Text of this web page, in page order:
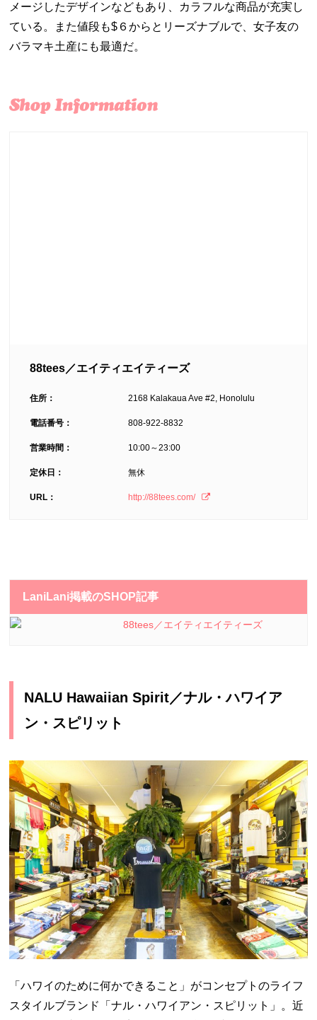
メージしたデザインなどもあり、カラフルな商品が充実し
ている。また値段も$６からとリーズナブルで、女子友の
バラマキ土産にも最適だ。
88tees／エイティエイティーズ
住所： 2168 Kalakaua Ave #2, Honolulu
電話番号： 808-922-8832
営業時間： 10:00～23:00
定休日： 無休
URL： http://88tees.com/
LaniLani掲載のSHOP記事
88tees／エイティエイティーズ
NALU Hawaiian Spirit／ナル・ハワイア
ン・スピリット
「ハワイのために何かできること」がコンセプトのライフ
スタイルブランド「ナル・ハワイアン・スピリット」。近